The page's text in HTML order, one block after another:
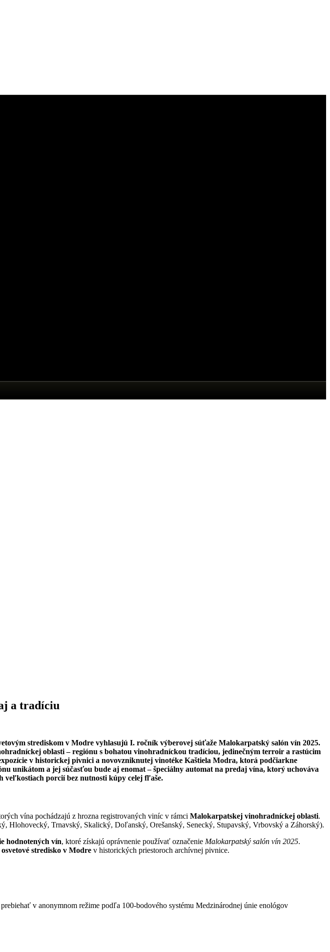
a tradíciu
strediskom v Modre vyhlasujú I. ročník výberovej súťaže Malokarpatský salón vín 2025.
oblasti – regiónu s bohatou vinohradníckou tradíciou, jedinečným terroir a rastúcim
v historickej pivnici a novovzniknutej vinotéke Kaštiela Modra, ktorá podčiarkne
unikátom a jej súčasťou bude aj enomat –špeciálny automat na predaj vína, ktorý uchováva
veľkostiach porcií bez nutnosti kúpy celej fľaše.
vína pochádzajú z hrozna registrovaných viníc v rámci Malokarpatskej vinohradníckej oblasti.
Hlohovecký, Trnavský, Skalický, Doľanský, Orešanský, Senecký, Stupavský, Vrbovský a Záhorský).
hodnotených vín, ktoré získajú oprávnenie používať označenie Malokarpatský salón vín 2025.
stredisko v Modre v historických priestoroch archívnej pivnice.
v anonymnom režime podľa 100-bodového systému Medzinárodnej únie enológov